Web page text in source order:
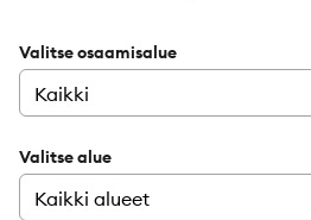
Valitse osaamisalue
Valitse alue